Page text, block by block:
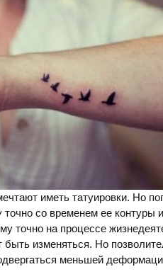
иметь татуировки. Но
точно со временем ее контуры
точно на процессе
быть изменяться. Но
меньшей